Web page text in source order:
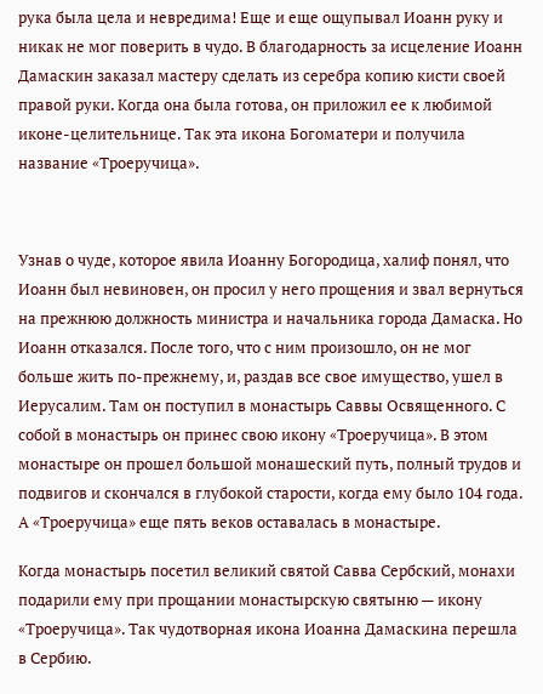
рука была цела и невредима! Еще и еще ощупывал Иоанн руку и
никак не мог поверить в чудо. В благодарность за исцеление Иоанн
Дамаскин заказал мастеру сделать из серебра копию кисти своей
правой руки. Когда она была готова, он приложил ее к любимой
иконе-целительнице. Так эта икона Богоматери и получила
название «Троеручица».
Узнав о чуде, которое явила Иоанну Богородица, халиф понял, что
Иоанн был невиновен, он просил у него прощения и звал вернуться
на прежнюю должность министра и начальника города Дамаска. Но
Иоанн отказался. После того, что с ним произошло, он не мог
больше жить по-прежнему, и, раздав все свое имущество, ушел в
Иерусалим. Там он поступил в монастырь Саввы Освященного. С
собой в монастырь он принес свою икону «Троеручица». В этом
монастыре он прошел большой монашеский путь, полный трудов и
подвигов и скончался в глубокой старости, когда ему было 104 года.
А «Троеручица» еще пять веков оставалась в монастыре.
Когда монастырь посетил великий святой Савва Сербский, монахи
подарили ему при прощании монастырскую святыню — икону
«Троеручица». Так чудотворная икона Иоанна Дамаскина перешла
в Сербию.